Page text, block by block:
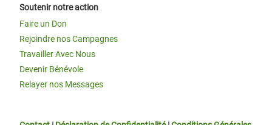
Soutenir notre action
Faire un Don
Rejoindre nos Campagnes
Travailler Avec Nous
Devenir Bénévole
Relayer nos Messages